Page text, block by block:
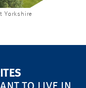
Yorkshire